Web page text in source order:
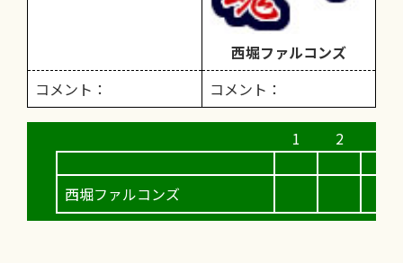
西堀ファルコンズ
コメント：
コメント：
西堀ファルコンズ